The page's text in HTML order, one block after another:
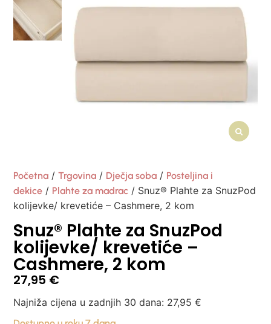
Početna /Trgovina / Dječja soba / Posteljina i
dekice / Plahte za madrac / Snuz® Plahte za SnuzPod
kolijevke/ krevetiće – Cashmere, 2 kom
Snuz® Plahte za SnuzPod
kolijevke/ krevetiće –
Cashmere, 2 kom
27,95 €
Najniža cijena u zadnjih 30 dana: 27,95€